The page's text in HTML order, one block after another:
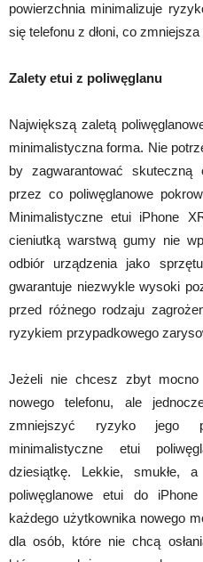
powierzchnia minimalizuje
się telefonu z dłoni, co
Zalety etui z poliwęglanu
Największą zaletą
minimalistyczna forma. Nie
by zagwarantować skuteczną
przez co poliwęglanowe
Minimalistyczne etui iPhone
cieniutką warstwą gumy nie
odbiór urządzenia jako
gwarantuje niezwykle wysoki
przed różnego rodzaju
ryzykiem przypadkowego
Jeżeli nie chcesz zbyt
nowego telefonu, ale
zmniejszyć ryzyko jego
minimalistyczne etui
dziesiątkę. Lekkie, smukłe,
poliwęglanowe etui do
każdego użytkownika nowego
dla osób, które nie chcą